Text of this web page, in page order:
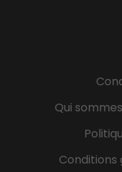
permettant
étudiants en
entièrement
missions en
Qui
Conditions